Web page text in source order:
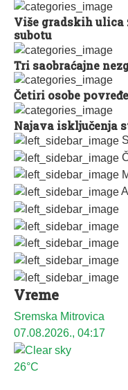
Vreme
Sremska Mitrovica
07.08.2026., 04:17
26°C
Više gradskih ulica
subotu
Tri saobraćajne
Četiri osobe
Najava isključenja